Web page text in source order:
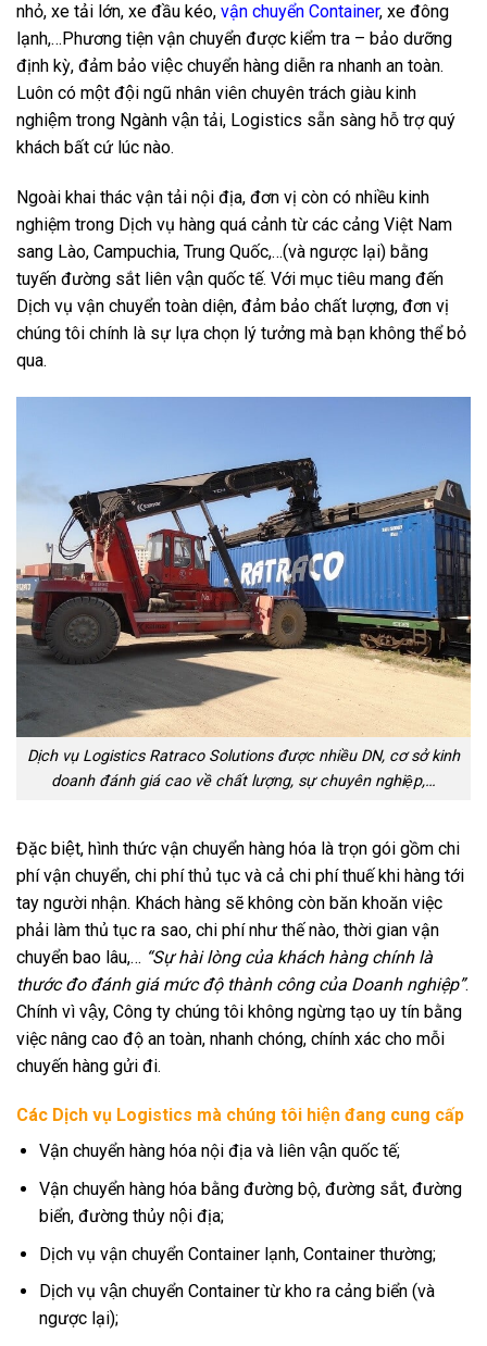
nhỏ, xe tải lớn, xe đầu kéo, vận chuyển Container, xe đông
lạnh,…Phương tiện vận chuyển được kiểm tra – bảo dưỡng
định kỳ, đảm bảo việc chuyển hàng diễn ra nhanh an toàn.
Luôn có một đội ngũ nhân viên chuyên trách giàu kinh
nghiệm trong Ngành vận tải, Logistics sẵn sàng hỗ trợ quý
khách bất cứ lúc nào.
Ngoài khai thác vận tải nội địa, đơn vị còn có nhiều kinh
nghiệm trong Dịch vụ hàng quá cảnh từ các cảng Việt Nam
sang Lào, Campuchia, Trung Quốc,…(và ngược lại) bằng
tuyến đường sắt liên vận quốc tế. Với mục tiêu mang đến
Dịch vụ vận chuyển toàn diện, đảm bảo chất lượng, đơn vị
chúng tôi chính là sự lựa chọn lý tưởng mà bạn không thể bỏ
qua.
Dịch vụ Logistics Ratraco Solutions được nhiều DN, cơ sở kinh
doanh đánh giá cao về chất lượng, sự chuyên nghiệp,…
Đặc biệt, hình thức vận chuyển hàng hóa là trọn gói gồm chi
phí vận chuyển, chi phí thủ tục và cả chi phí thuế khi hàng tới
tay người nhận. Khách hàng sẽ không còn băn khoăn việc
phải làm thủ tục ra sao, chi phí như thế nào, thời gian vận
chuyển bao lâu,… “Sự hài lòng của khách hàng chính là
thước đo đánh giá mức độ thành công của Doanh nghiệp”.
Chính vì vậy, Công ty chúng tôi không ngừng tạo uy tín bằng
việc nâng cao độ an toàn, nhanh chóng, chính xác cho mỗi
chuyến hàng gửi đi.
Các Dịch vụ Logistics mà chúng tôi hiện đang cung cấp
Vận chuyển hàng hóa nội địa và liên vận quốc tế;
Vận chuyển hàng hóa bằng đường bộ, đường sắt, đường
biển, đường thủy nội địa;
Dịch vụ vận chuyển Container lạnh, Container thường;
Dịch vụ vận chuyển Container từ kho ra cảng biển (và
ngược lại);